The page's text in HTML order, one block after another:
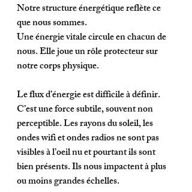
Notre structure énergétique reflète ce
que nous sommes.
Une énergie vitale circule en chacun de
nous. Elle joue un rôle protecteur sur
notre corps physique.
Le flux d’énergie est difficile à définir.
C’est une force subtile, souvent non
perceptible. Les rayons du soleil, les
ondes wifi et ondes radios ne sont pas
visibles à l’oeil nu et pourtant ils sont
bien présents. Ils nous impactent à plus
ou moins grandes échelles.